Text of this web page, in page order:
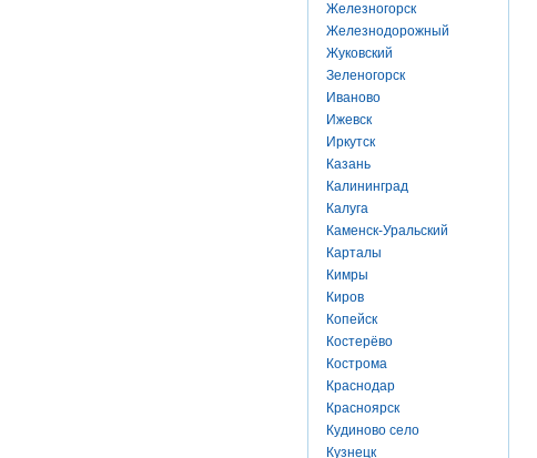
Железногорск
Железнодорожный
Жуковский
Зеленогорск
Иваново
Ижевск
Иркутск
Казань
Калининград
Калуга
Каменск-Уральский
Карталы
Кимры
Киров
Копейск
Костерёво
Кострома
Краснодар
Красноярск
Кудиново село
Кузнецк